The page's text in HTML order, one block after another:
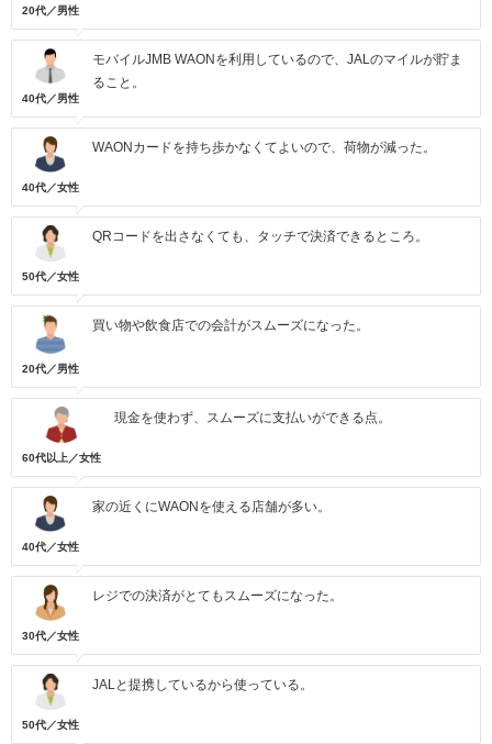
20代／男性
40代／男性
モバイルJMB WAONを利用しているので、JALのマイルが貯ま
ること。
40代／女性
WAONカードを持ち歩かなくてよいので、荷物が減った。
50代／女性
QRコードを出さなくても、タッチで決済できるところ。
20代／男性
買い物や飲食店での会計がスムーズになった。
60代以上／女性
現金を使わず、スムーズに支払いができる点。
40代／女性
家の近くにWAONを使える店舗が多い。
30代／女性
レジでの決済がとてもスムーズになった。
50代／女性
JALと提携しているから使っている。